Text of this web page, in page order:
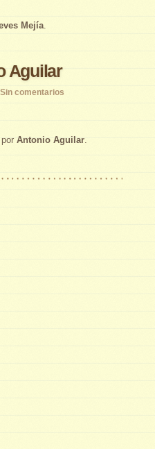
Mejía
Aguilar
Sin comentarios
Antonio Aguilar